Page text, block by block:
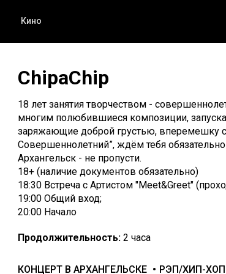
Кино
ChipaChip
18 лет занятия творчеством -
многим полюбившиеся композиции,
заряжающие доброй грустью, вперемешку с
Совершеннолетний”, ждём тебя
Архангельск - не пропусти.
18+ (наличие документов обязательно)
18:30 Встреча с Артистом "Meet&Greet"
19:00 Общий вход;
20:00 Начало
Продолжительность: 2 часа
КОНЦЕРТ В АРХАНГЕЛЬСКЕ РЭП/ХИП-ХОП